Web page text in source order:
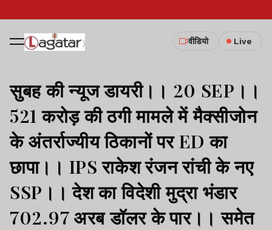
वीडियो Live
सुबह की न्यूज डायरी।। 20 SEP।।
521 करोड़ की ठगी मामले में मैक्सीजोन
के अंतर्राज्यीय ठिकानों पर ED का
छापा।। IPS राकेश रंजन रांची के नए
SSP।। देश का विदेशी मुद्रा भंडार
702.97 अरब डॉलर के पार।। समेत